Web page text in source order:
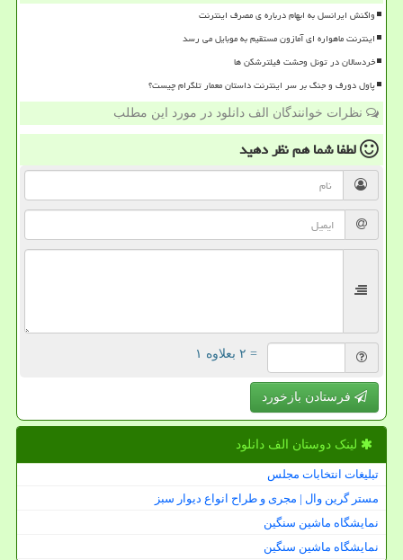
واکنش ایرانسل به ابهام درباره ی مصرف اینترنت
اینترنت ماهواره ای آمازون مستقیم به موبایل می رسد
خردسالان در تونل وحشت فیلترشکن ها
پاول دورف و جنگ بر سر اینترنت داستان معمار تلگرام چیست؟
نظرات خوانندگان الف دانلود در مورد این مطلب
لطفا شما همنظر دهید
= ۲ بعلاوه ۱
فرستادن بازخورد
لینک دوستان الف دانلود
تبلیغات انتخابات مجلس
مستر گرین وال | مجری و طراح انواع دیوار سبز
نمایشگاه ماشین سنگین
نمایشگاه ماشین سنگین